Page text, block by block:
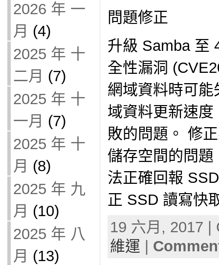
2026 年 一
月 (4)
2025 年 十
二月 (7)
2025 年 十
一月 (7)
2025 年 十
月 (8)
2025 年 九
月 (10)
2025 年 八
月 (13)
問題修正
升級 Samba 至
全性漏洞
網域資料時可
域資料更新速
敗的問題。 修
儲存空間的問
法正確回報
正 SSD 讀寫快
19 六月, 2017
維運